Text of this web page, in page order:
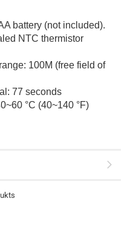
battery (not included).
NTC thermistor
100M (free field of
77 seconds
°C (40~140 °F)